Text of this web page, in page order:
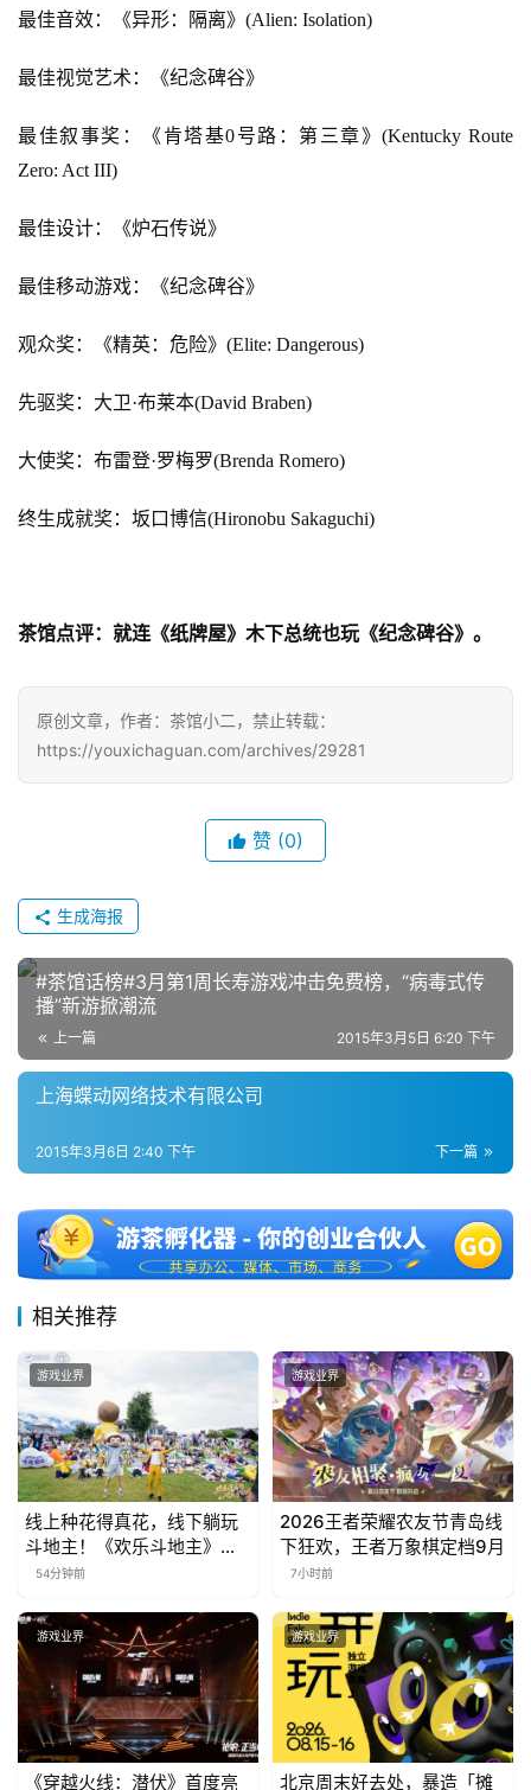
最佳音效：《异形：隔离》(Alien: Isolation)
最佳视觉艺术：《纪念碑谷》
最佳叙事奖：《肯塔基0号路：第三章》(Kentucky Route
Zero: Act III)
最佳设计：《炉石传说》
最佳移动游戏：《纪念碑谷》
观众奖：《精英：危险》(Elite: Dangerous)
先驱奖：大卫·布莱本(David Braben)
大使奖：布雷登·罗梅罗(Brenda Romero)
终生成就奖：坂口博信(Hironobu Sakaguchi)
茶馆点评：就连《纸牌屋》木下总统也玩《纪念碑谷》。
原创文章，作者：茶馆小二，禁止转载：
https://youxichaguan.com/archives/29281
赞 (0)
生成海报
#茶馆话榜#3月第1周长寿游戏冲击免费榜，“病毒式传
播”新游掀潮流
上一篇 2015年3月5日 6:20 下午
上海蝶动网络技术有限公司
下一篇
2015年3月6日 2:40 下午
相关推荐
游戏业界
线上种花得真花，线下躺玩
斗地主！《欢乐斗地主》欢
乐中国行·云南站精彩盘点
54分钟前
游戏业界
2026王者荣耀农友节青岛线
下狂欢，王者万象棋定档9月
7小时前
游戏业界
《穿越火线：潜伏》首度亮
游戏业界
北京周末好去处，暴造「摊